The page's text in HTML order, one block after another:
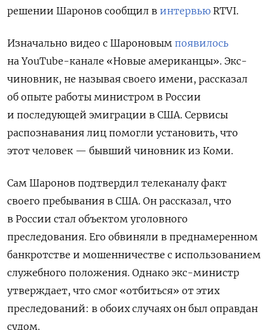
решении Шаронов сообщил в интервью RTVI.
Изначально видео с Шароновым появилось
на YouТube-канале «Новые американцы». Экс-
чиновник, не называя своего имени, рассказал
об опыте работы министром в России
и последующей эмиграции в США. Сервисы
распознавания лиц помогли установить, что
этот человек — бывший чиновник из Коми.
Сам Шаронов подтвердил телеканалу факт
своего пребывания в США. Он рассказал, что
в России стал объектом уголовного
преследования. Его обвиняли в преднамеренном
банкротстве и мошенничестве с использованием
служебного положения. Однако экс-министр
утверждает, что смог «отбиться» от этих
преследований: в обоих случаях он был оправдан
судом.